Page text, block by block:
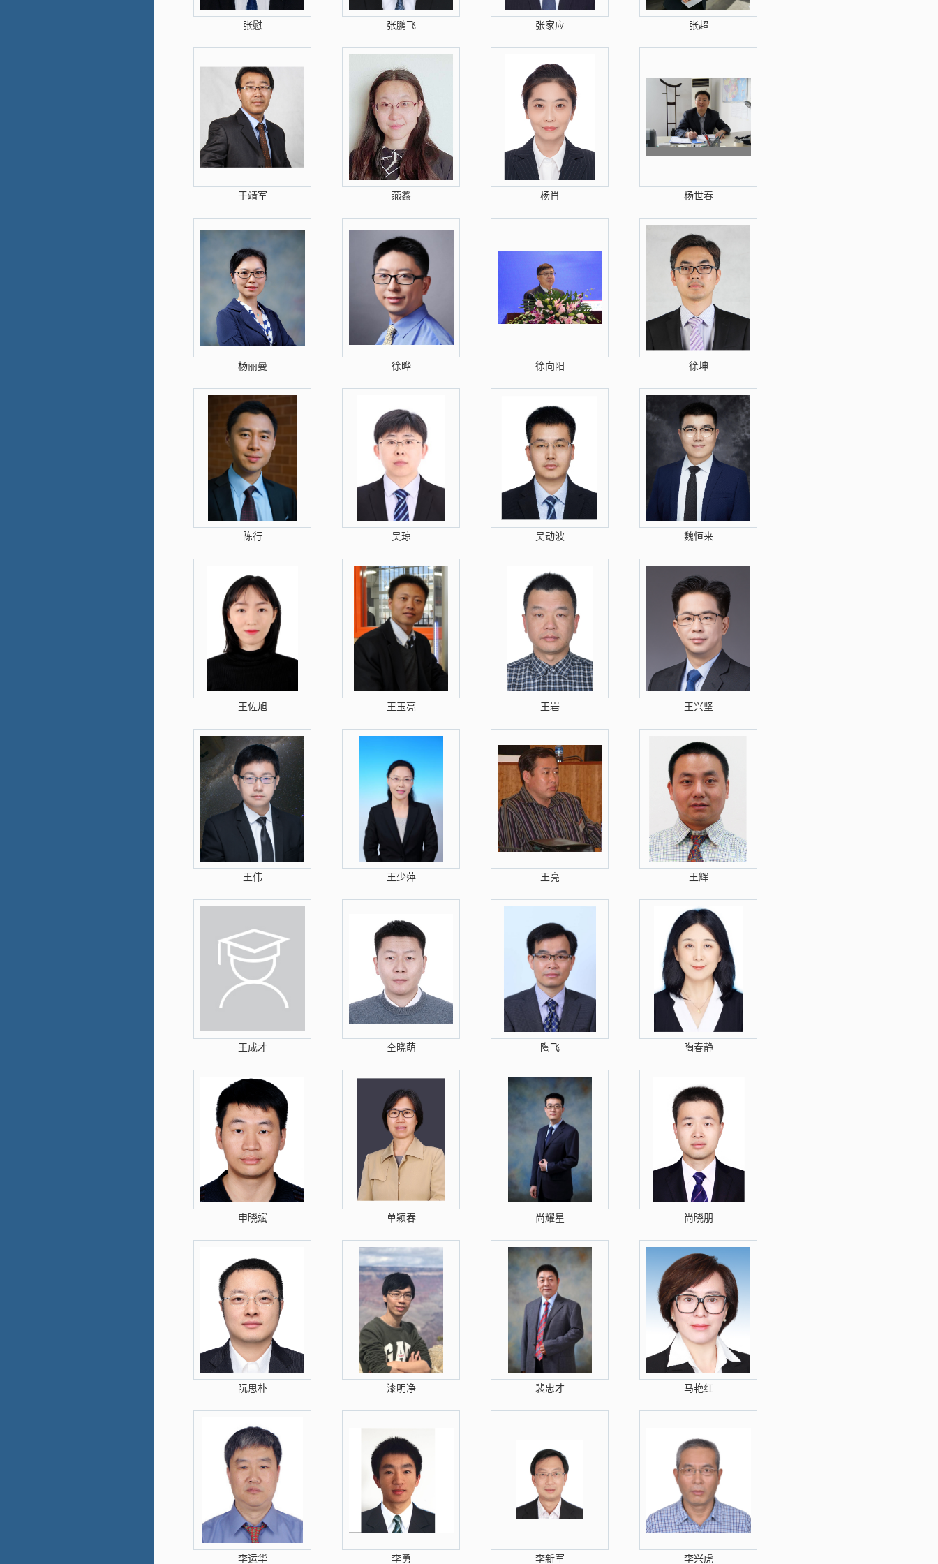
张慰 张鹏飞 张家应 张超
于靖军 燕鑫 杨肖 杨世春
杨丽曼 徐晔 徐向阳 徐坤
陈行 吴琼 吴动波 魏恒来
王佐旭 王玉亮 王岩 王兴坚
王伟 王少萍 王亮 王辉
王成才 仝晓萌 陶飞 陶春静
申晓斌 单颖春 尚耀星 尚晓朋
阮思朴 漆明净 裴忠才 马艳红
李运华 李勇 李新军 李兴虎